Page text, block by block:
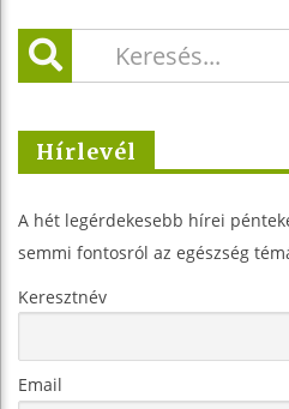
Hírlevél
A hét legérdekesebb hírei
semmi fontosról az egészség
Keresztnév
Email